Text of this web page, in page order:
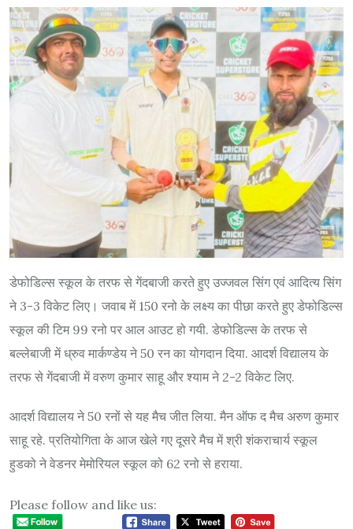
डेफोडिल्स स्कूल के तरफ से गेंदबाजी करते हुए उज्जवल सिंग एवं आदित्य सिंग
ने 3-3 विकेट लिए। जवाब में 150 रनो के लक्ष्य का पीछा करते हुए डेफोडिल्स
स्कूल की टिम 99 रनो पर आल आउट हो गयी. डेफोडिल्स के तरफ से
बल्लेबाजी में ध्रुव मार्कण्डेय ने 50 रन का योगदान दिया. आदर्श विद्यालय के
तरफ से गेंदबाजी में वरुण कुमार साहू और श्याम ने 2-2 विकेट लिए.
आदर्श विद्यालय ने 50 रनों से यह मैच जीत लिया. मैन ऑफ द मैच अरुण कुमार
साहू रहे. प्रतियोगिता के आज खेले गए दूसरे मैच में श्री शंकराचार्य स्कूल
हुडको ने वेडनर मेमोरियल स्कूल को 62 रनो से हराया.
Please follow and like us: